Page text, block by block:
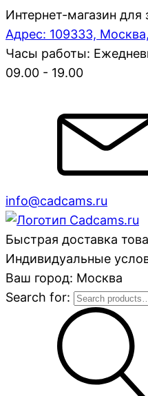
Интернет-магазин
Адрес: 109333,
Часы работы:
09.00 - 19.00
info@cadcams.ru
Быстрая доставка
Индивидуальные
Ваш город: Москва
Search for: